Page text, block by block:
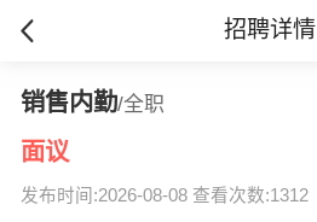
招聘详情
销售内勤/全职
面议
发布时间:2026-08-08 查看次数:1312